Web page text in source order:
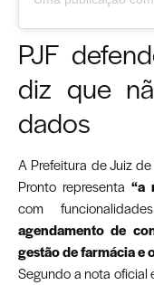
PJF
diz que
dados
A Prefeitura de Juiz
Pronto representa“a
com
agendamento de
gestão de farmácia e
Segundo a nota oficial